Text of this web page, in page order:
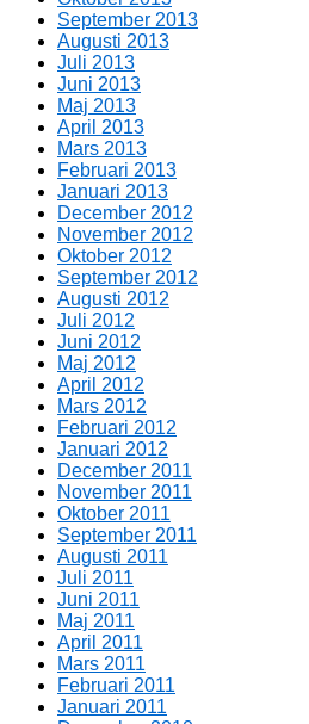
September 2013
Augusti 2013
Juli 2013
Juni 2013
Maj 2013
April 2013
Mars 2013
Februari 2013
Januari 2013
December 2012
November 2012
Oktober 2012
September 2012
Augusti 2012
Juli 2012
Juni 2012
Maj 2012
April 2012
Mars 2012
Februari 2012
Januari 2012
December 2011
November 2011
Oktober 2011
September 2011
Augusti 2011
Juli 2011
Juni 2011
Maj 2011
April 2011
Mars 2011
Februari 2011
Januari 2011